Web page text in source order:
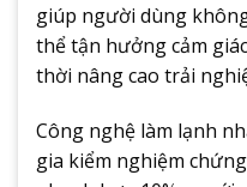
giúp người dùng
thể tận hưởng cảm
thời nâng cao trải
Công nghệ làm lạnh
gia kiểm nghiệm